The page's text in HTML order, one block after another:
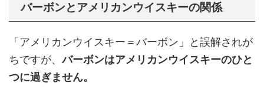
バーボンとアメリカンウイスキーの関係
「アメリカンウイスキー＝バーボン」と誤解されが
ちですが、バーボンはアメリカンウイスキーのひと
つに過ぎません。